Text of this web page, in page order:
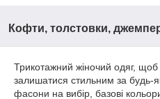
Кофти, толстовки,
Трикотажний жіночий одяг, щоб
залишатися стильним за будь-
фасони на вибір, базові